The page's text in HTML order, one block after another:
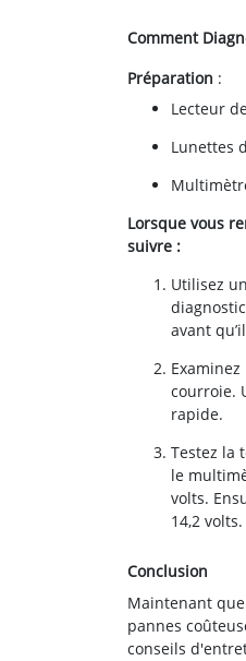
Comment
Préparation :
Lecteur
Lunettes
Lorsque vous
suivre :
Utilisez
avant
courroie.
rapide.
Testez la
le
volts.
14,2
Conclusion
Maintenant
pannes
conseils